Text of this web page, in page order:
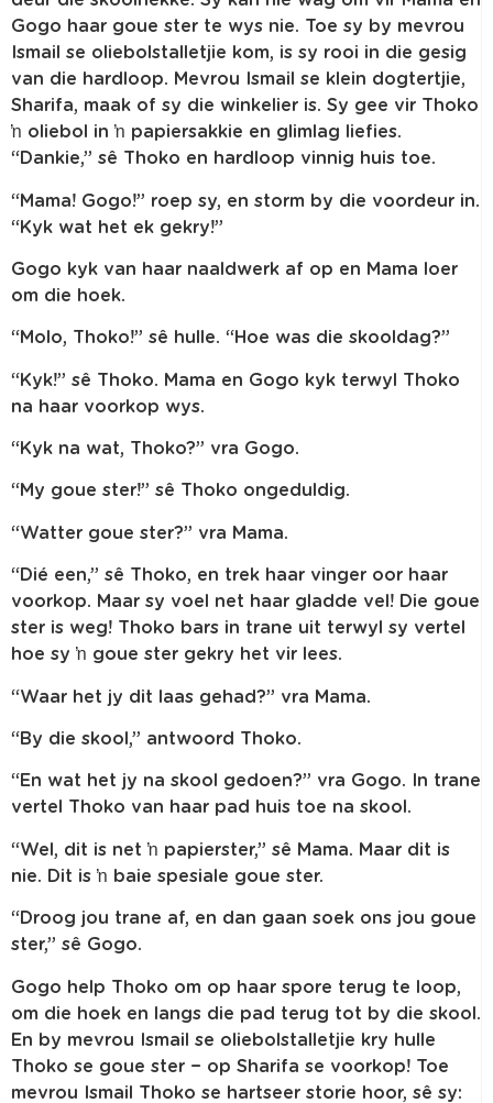
Gogo haar goue ster te wys nie. Toe sy by mevrou
Ismail se oliebolstalletjie kom, is sy rooi in die gesig
van die hardloop. Mevrou Ismail se klein dogtertjie,
Sharifa, maak of sy die winkelier is. Sy gee vir Thoko
ŉ oliebol in ŉ papiersakkie en glimlag liefies.
“Dankie,” sê Thoko en hardloop vinnig huis toe.
“Mama! Gogo!” roep sy, en storm by die voordeur in.
“Kyk wat het ek gekry!”
Gogo kyk van haar naaldwerk af op en Mama loer
om die hoek.
“Molo, Thoko!” sê hulle. “Hoe was die skooldag?”
“Kyk!” sê Thoko. Mama en Gogo kyk terwyl Thoko
na haar voorkop wys.
“Kyk na wat, Thoko?” vra Gogo.
“My goue ster!” sê Thoko ongeduldig.
“Watter goue ster?” vra Mama.
“Dié een,” sê Thoko, en trek haar vinger oor haar
voorkop. Maar sy voel net haar gladde vel! Die goue
ster is weg! Thoko bars in trane uit terwyl sy vertel
hoe sy ŉ goue ster gekry het vir lees.
“Waar het jy dit laas gehad?” vra Mama.
“By die skool,” antwoord Thoko.
“En wat het jy na skool gedoen?” vra Gogo. In trane
vertel Thoko van haar pad huis toe na skool.
“Wel, dit is net ŉ papierster,” sê Mama. Maar dit is
nie. Dit is ŉ baie spesiale goue ster.
“Droog jou trane af, en dan gaan soek ons jou goue
ster,” sê Gogo.
Gogo help Thoko om op haar spore terug te loop,
om die hoek en langs die pad terug tot by die skool.
En by mevrou Ismail se oliebolstalletjie kry hulle
Thoko se goue ster − op Sharifa se voorkop! Toe
mevrou Ismail Thoko se hartseer storie hoor, sê sy: